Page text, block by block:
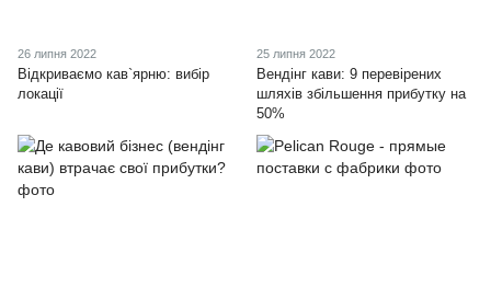
26 липня 2022
Відкриваємо кав`ярню: вибір
локації
25 липня 2022
Вендінг кави: 9 перевірених
шляхів збільшення прибутку на
50%